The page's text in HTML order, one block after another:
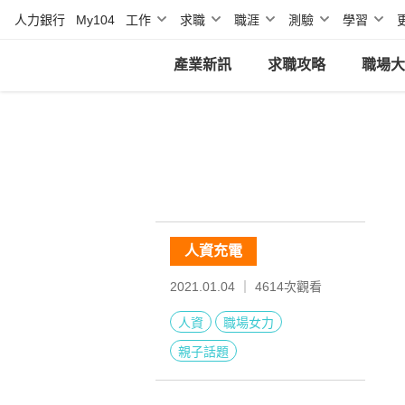
人力銀行 My104 工作 求職 職涯 測驗 學習
產業新訊 求職攻略 職場
人資充電
2021.01.04 ｜ 4614次觀看
人資
職場女力
親子話題